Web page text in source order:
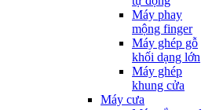
Máy phay
mộng finger
Máy ghép gỗ
khối dạng lớn
Máy ghép
khung cửa
Máy cưa